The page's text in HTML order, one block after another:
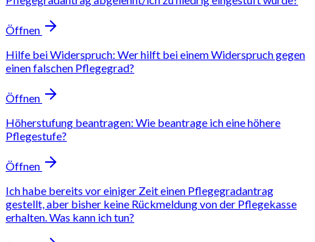
Öffnen
Hilfe bei Widerspruch: Wer hilft bei einem Widerspruch gegen
einen falschen Pflegegrad?
Öffnen
Höherstufung beantragen: Wie beantrage ich eine höhere
Pflegestufe?
Öffnen
Ich habe bereits vor einiger Zeit einen Pflegegradantrag
gestellt, aber bisher keine Rückmeldung von der Pflegekasse
erhalten. Was kann ich tun?